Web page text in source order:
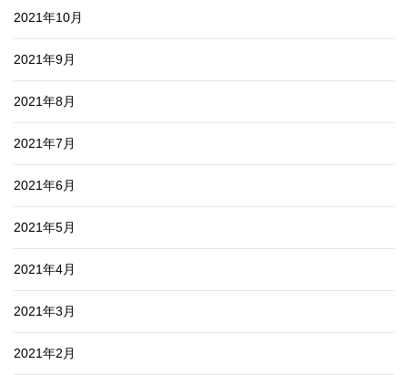
2021年10月
2021年9月
2021年8月
2021年7月
2021年6月
2021年5月
2021年4月
2021年3月
2021年2月